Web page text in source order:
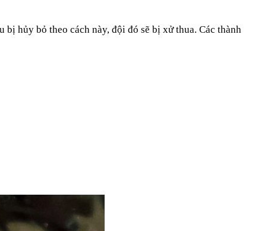
hủy bỏ theo cách này, đội đó sẽ bị xử thua. Các thành